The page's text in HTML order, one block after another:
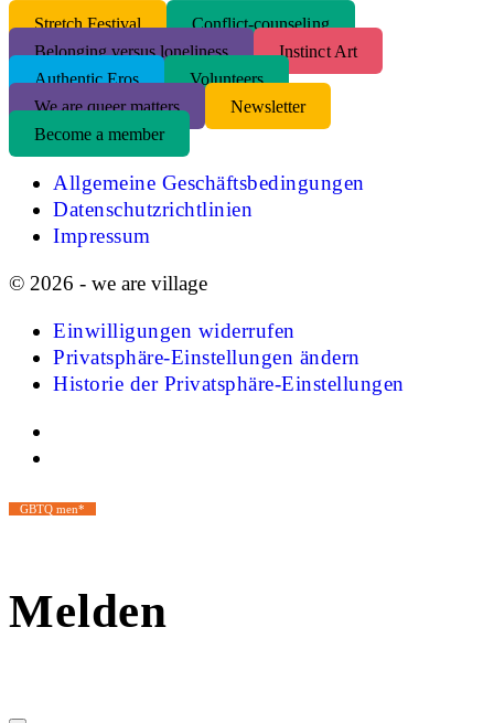
Stretch Festival
Conflict-counseling
Belonging versus loneliness
Instinct Art
Authentic Eros
Volunteers
We are queer matters
Newsletter
Become a member
Allgemeine Geschäftsbedingungen
Datenschutzrichtlinien
Impressum
© 2026 - we are village
Einwilligungen widerrufen
Privatsphäre-Einstellungen ändern
Historie der Privatsphäre-Einstellungen
GBTQ men*
Melden